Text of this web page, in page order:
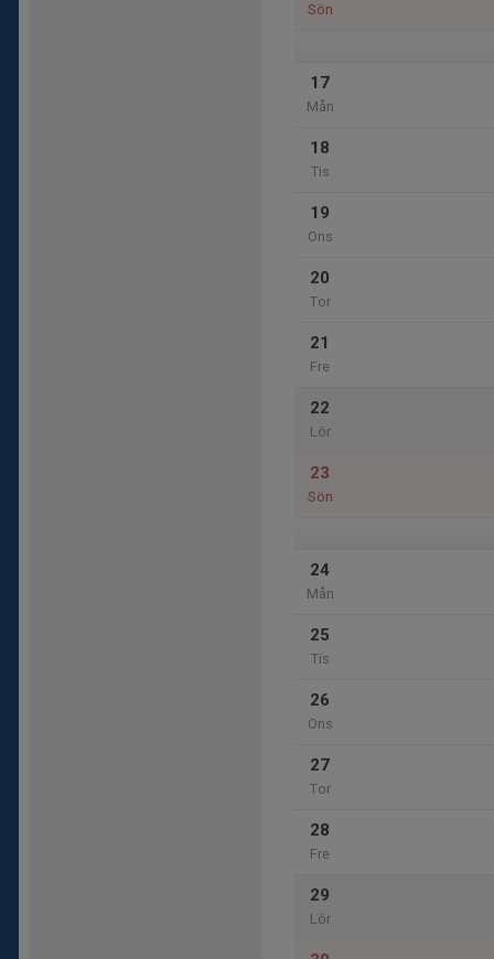
Sön
17
Mån
18
Tis
19
Ons
20
Tor
21
Fre
22
Lör
23
Sön
24
Mån
25
Tis
26
Ons
27
Tor
28
Fre
29
Lör